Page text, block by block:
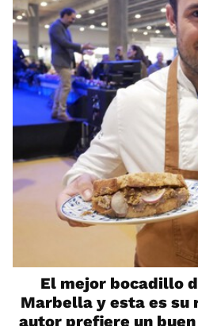
El mejor bocadillo
Marbella y esta es su
autor prefiere un